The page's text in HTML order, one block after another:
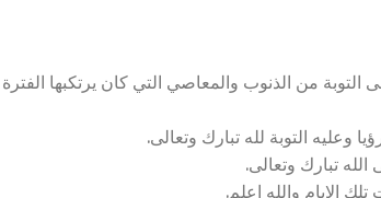
من الذنوب والمعاصي التي كان يرتكبها الفترة
وعليه التوبة لله تبارك وتعالى.
تبارك وتعالى.
الايام والله اعلم.